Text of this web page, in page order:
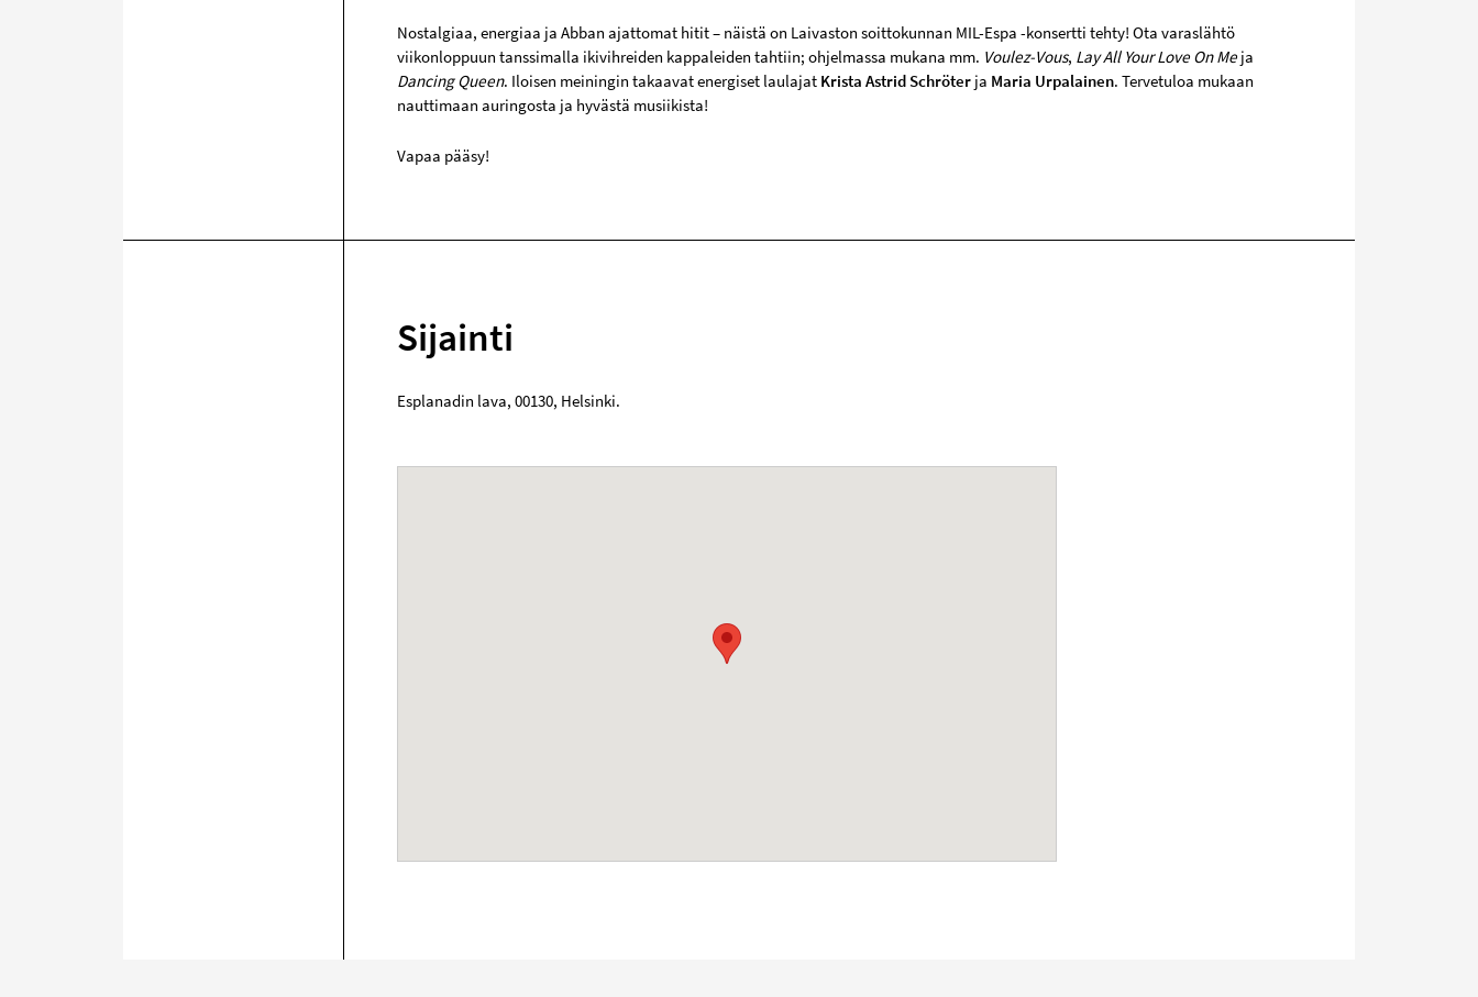
Nostalgiaa, energiaa ja Abban ajattomat hitit – näistä on Laivaston soittokunnan MIL-Espa -konsertti tehty! Ota varaslähtö
viikonloppuun tanssimalla ikivihreiden kappaleiden tahtiin; ohjelmassa mukana mm. Voulez-Vous, Lay All Your Love On Meja
Dancing Queen. Iloisen meiningin takaavat energiset laulajat Krista Astrid Schröter ja Maria Urpalainen. Tervetuloa mukaan
nauttimaan auringosta ja hyvästä musiikista!
Vapaa pääsy!
Sijainti
Esplanadin lava, 00130, Helsinki.